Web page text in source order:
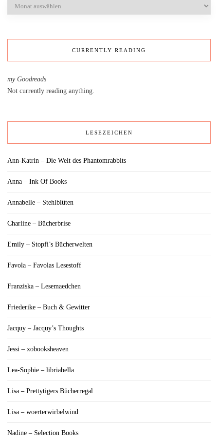
CURRENTLY READING
my Goodreads
Not currently reading anything.
LESEZEICHEN
Ann-Katrin – Die Welt des Phantomrabbits
Anna – Ink Of Books
Annabelle – Stehlblüten
Charline – Bücherbrise
Emily – Stopfi’s Bücherwelten
Favola – Favolas Lesestoff
Franziska – Lesemaedchen
Friederike – Buch & Gewitter
Jacquy – Jacquy’s Thoughts
Jessi – xobooksheaven
Lea-Sophie – libriabella
Lisa – Prettytigers Bücherregal
Lisa – woerterwirbelwind
Nadine – Selection Books